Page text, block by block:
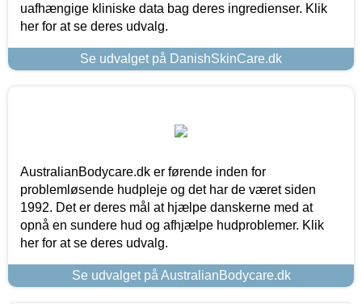
uafhængige kliniske data bag deres ingredienser. Klik
her for at se deres udvalg.
Se udvalget på DanishSkinCare.dk
AustralianBodycare.dk er førende inden for
problemløsende hudpleje og det har de været siden
1992. Det er deres mål at hjælpe danskerne med at
opnå en sundere hud og afhjælpe hudproblemer. Klik
her for at se deres udvalg.
Se udvalget på AustralianBodycare.dk